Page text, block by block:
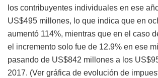
los contribuyentes individuales en ese
US$495 millones, lo que indica que en
aumentó 114%, mientras que en el caso
el incremento solo fue de 12.9% en ese
pasando de US$842 millones a los
2017. (Ver gráfica de evolución de